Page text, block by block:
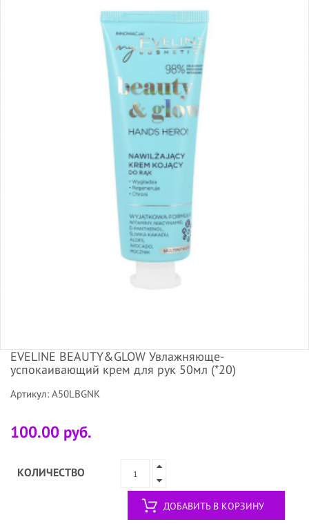
EVELINE BEAUTY&GLOW Увлажняюще-
успокаивающий крем для рук 50мл (*20)
Артикул: A50LBGNK
100.00 руб.
КОЛИЧЕСТВО
ДОБАВИТЬ В КОРЗИНУ